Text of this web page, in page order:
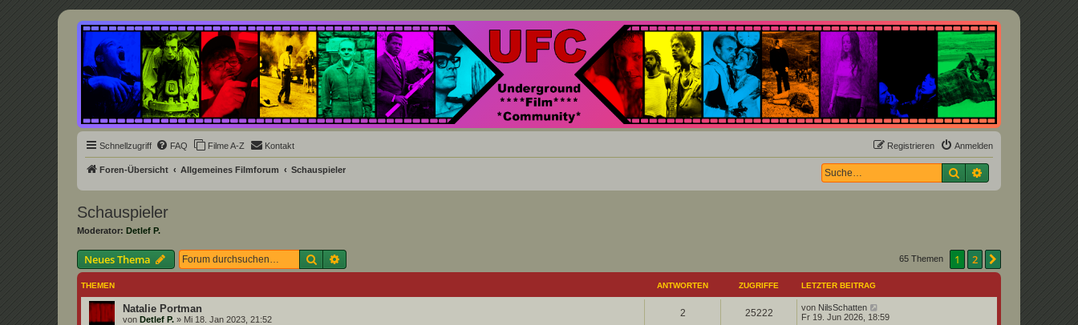
Underground Film Community
Die Underground Film Community ist ein deutschsprachiges Filmforum und ein Paradies für Cineasten und Filmsüchtige jenseits des Mainstreams.
Schnellzugriff FAQ Filme A-Z Kontakt Anmelden
Registrieren
Foren-Übersicht Allgemeines Filmforum Schauspieler Suche
Schauspieler
Moderator: Detlef P.
Neues Thema Suche 65 Themen 1 2
THEMEN ANTWORTEN ZUGRIFFE LETZTER BEITRAG
Natalie Portman
von Detlef P. » Mi 18. Jan 2023, 21:52
2 25222 von NilsSchatten
Fr 19. Jun 2026, 18:59